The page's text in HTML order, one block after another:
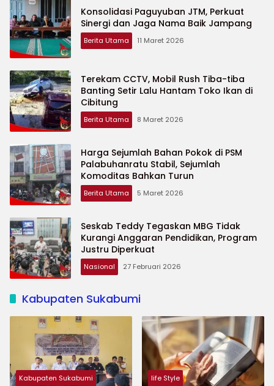
Konsolidasi Paguyuban JTM, Perkuat
Sinergi dan Jaga Nama Baik Jampang
Berita Utama 11 Maret 2026
Terekam CCTV, Mobil Rush Tiba-tiba
Banting Setir Lalu Hantam Toko Ikan di
Cibitung
Berita Utama 8 Maret 2026
Harga Sejumlah Bahan Pokok di PSM
Palabuhanratu Stabil, Sejumlah
Komoditas Bahkan Turun
Berita Utama 5 Maret 2026
Seskab Teddy Tegaskan MBG Tidak
Kurangi Anggaran Pendidikan, Program
Justru Diperkuat
Nasional 27 Februari 2026
Kabupaten Sukabumi
Kabupaten Sukabumi life Style